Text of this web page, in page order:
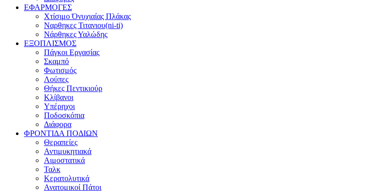
ΕΦΑΡΜΟΓΕΣ
Χτίσιμο Όνυχιαίας Πλάκας
Ναρθηκες Τιτανιου(ni-ti)
Νάρθηκες Υαλώδης
ΕΞΟΠΛΙΣΜΟΣ
Πάγκοι Εργασίας
Σκαμπό
Φωτισμός
Λούπες
Θήκες Πεντικιούρ
Κλίβανοι
Υπέρηχοι
Ποδοσκόπια
Διάφορα
ΦΡΟΝΤΙΔΑ ΠΟΔΙΩΝ
Θεραπείες
Αντιμυκητιακά
Αιμοστατικά
Ταλκ
Κερατολυτικά
Ανατομικοί Πάτοι